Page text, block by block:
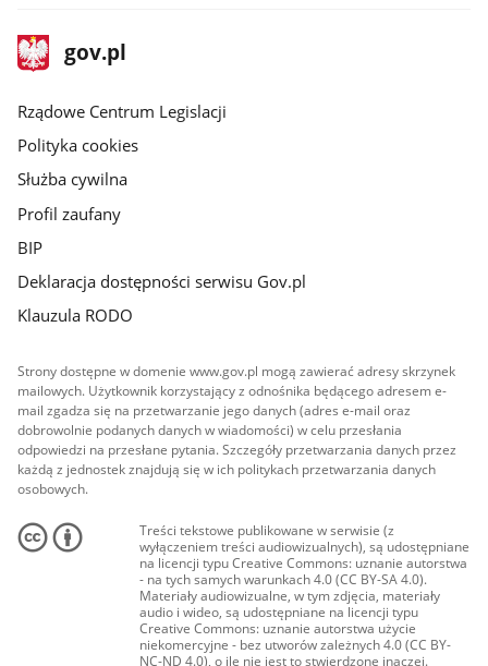
stopka
gov.plStrona
gov.pl
Rządowe Centrum Legislacji
Polityka cookies
Służba cywilna
Profil zaufany
BIP
Deklaracja dostępności serwisu Gov.pl
Klauzula RODO
Strony dostępne w domenie www.gov.pl mogą zawierać adresy skrzynek
mailowych. Użytkownik korzystający z odnośnika będącego adresem e-
mail zgadza się na przetwarzanie jego danych (adres e-mail oraz
dobrowolnie podanych danych w wiadomości) w celu przesłania
odpowiedzi na przesłane pytania. Szczegóły przetwarzania danych przez
każdą z jednostek znajdują się w ich politykach przetwarzania danych
osobowych.
Treści tekstowe publikowane w serwisie (z
wyłączeniem treści audiowizualnych), są udostępniane
na licencji typu Creative Commons: uznanie autorstwa
- na tych samych warunkach 4.0 (CC BY-SA 4.0).
Materiały audiowizualne, w tym zdjęcia, materiały
audio i wideo, są udostępniane na licencji typu
Creative Commons: uznanie autorstwa użycie
niekomercyjne - bez utworów zależnych 4.0 (CC BY-
NC-ND 4.0), o ile nie jest to stwierdzone inaczej.